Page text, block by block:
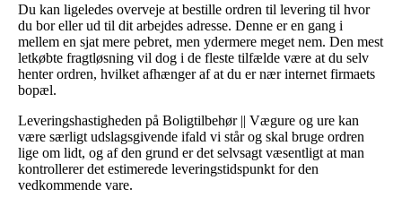
Du kan ligeledes overveje at bestille ordren til levering til hvor
du bor eller ud til dit arbejdes adresse. Denne er en gang i
mellem en sjat mere pebret, men ydermere meget nem. Den mest
letkøbte fragtløsning vil dog i de fleste tilfælde være at du selv
henter ordren, hvilket afhænger af at du er nær internet firmaets
bopæl.
Leveringshastigheden på Boligtilbehør || Vægure og ure kan
være særligt udslagsgivende ifald vi står og skal bruge ordren
lige om lidt, og af den grund er det selvsagt væsentligt at man
kontrollerer det estimerede leveringstidspunkt for den
vedkommende vare.